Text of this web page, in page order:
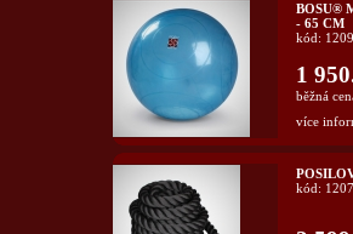
BOSU®
- 65 CM
kód:
1
běžná
více
kód: